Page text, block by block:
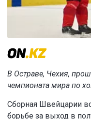
В Остраве, Чехия,
чемпионата мира по
Сборная Швейцарии
борьбе за выход в